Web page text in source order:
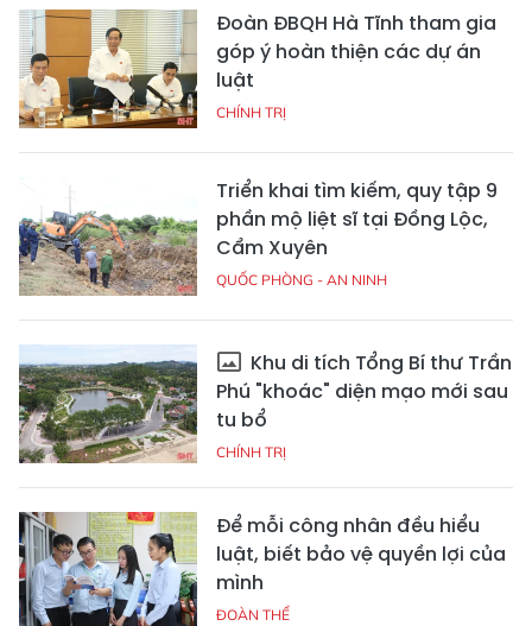
Đoàn ĐBQH Hà Tĩnh tham gia
góp ý hoàn thiện các dự án
luật
CHÍNH TRỊ
Triển khai tìm kiếm, quy tập 9
phần mộ liệt sĩ tại Đồng Lộc,
Cẩm Xuyên
QUỐC PHÒNG - AN NINH
Khu di tích Tổng Bí thư Trần
Phú "khoác" diện mạo mới sau
tu bổ
CHÍNH TRỊ
Để mỗi công nhân đều hiểu
luật, biết bảo vệ quyền lợi của
mình
ĐOÀN THỂ